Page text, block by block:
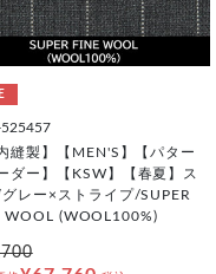
525457
縫製】【MEN'S】【パター
ダー】【KSW】【春夏】ス
レー×ストライプ/SUPER
WOOL (WOOL100%)